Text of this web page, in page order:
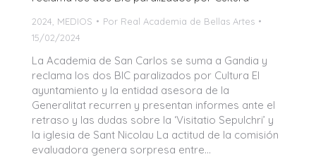
2024 MEDIOS Por Real Academia de Bellas Artes
15/02/2024
La Academia de San Carlos se suma a Gandia y
reclama los dos BIC paralizados por Cultura El
ayuntamiento y la entidad asesora de la
Generalitat recurren y presentan informes ante el
retraso y las dudas sobre la ‘Visitatio Sepulchri’ y
la iglesia de Sant Nicolau La actitud de la comisión
evaluadora genera sorpresa entre…